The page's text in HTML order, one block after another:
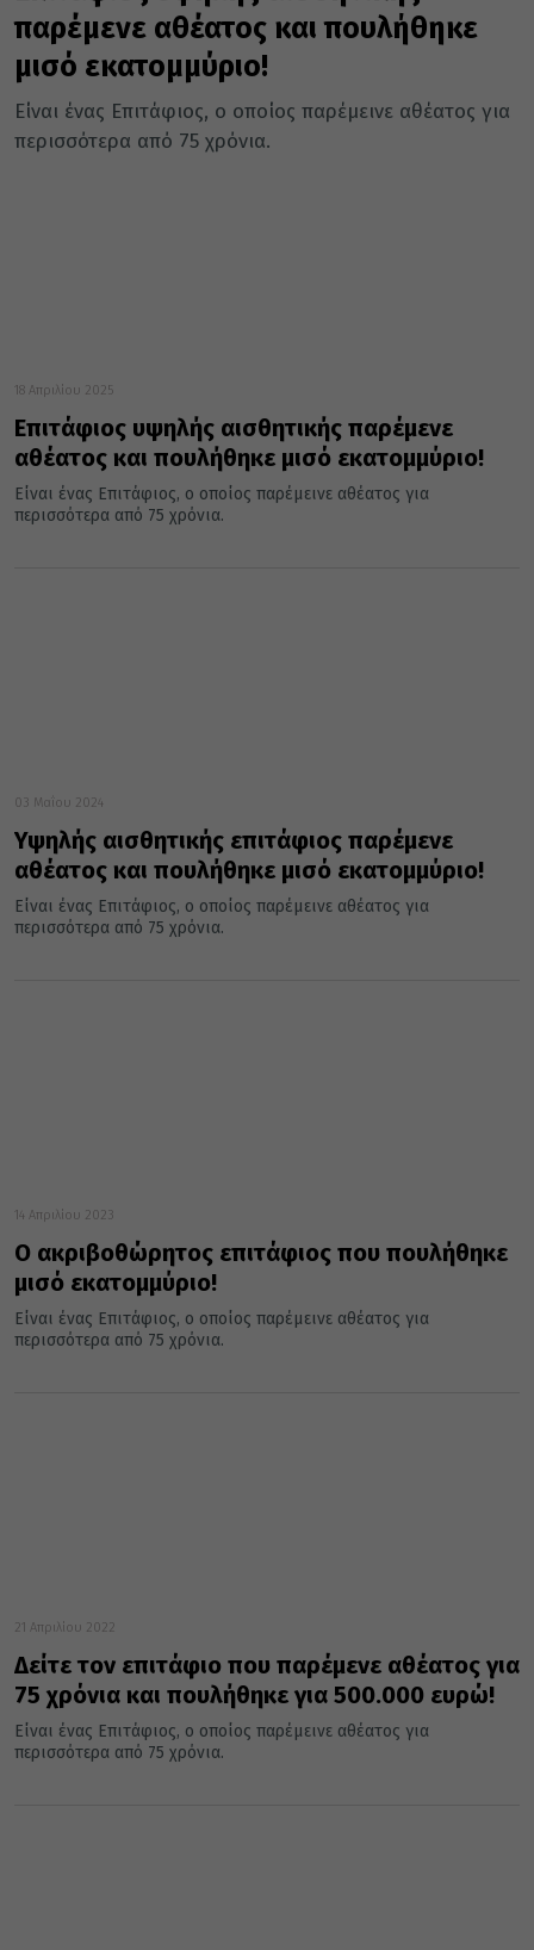
παρέμενε αθέατος και πουλήθηκε
μισό εκατομμύριο!
Είναι ένας Επιτάφιος, ο οποίος παρέμεινε αθέατος για
περισσότερα από 75 χρόνια.
18 Απριλίου 2025
Επιτάφιος υψηλής αισθητικής παρέμενε
αθέατος και πουλήθηκε μισό εκατομμύριο!
Είναι ένας Επιτάφιος, ο οποίος παρέμεινε αθέατος για
περισσότερα από 75 χρόνια.
03 Μαΐου 2024
Υψηλής αισθητικής επιτάφιος παρέμενε
αθέατος και πουλήθηκε μισό εκατομμύριο!
Είναι ένας Επιτάφιος, ο οποίος παρέμεινε αθέατος για
περισσότερα από 75 χρόνια.
14 Απριλίου 2023
Ο ακριβοθώρητος επιτάφιος που πουλήθηκε
μισό εκατομμύριο!
Είναι ένας Επιτάφιος, ο οποίος παρέμεινε αθέατος για
περισσότερα από 75 χρόνια.
21 Απριλίου 2022
Δείτε τον επιτάφιο που παρέμενε αθέατος για
75 χρόνια και πουλήθηκε για 500.000 ευρώ!
Είναι ένας Επιτάφιος, ο οποίος παρέμεινε αθέατος για
περισσότερα από 75 χρόνια.